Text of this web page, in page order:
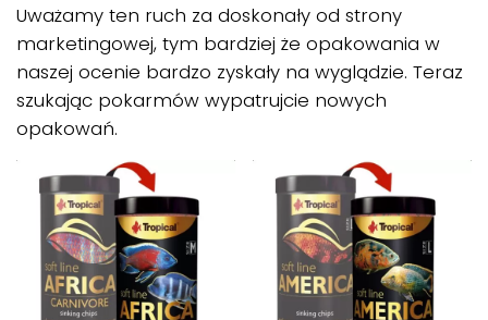
Uważamy ten ruch za doskonały od strony
marketingowej, tym bardziej że opakowania w
naszej ocenie bardzo zyskały na wyglądzie. Teraz
szukając pokarmów wypatrujcie nowych
opakowań.